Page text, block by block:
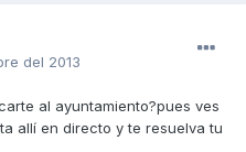
del 2013
al ayuntamiento?pues ves
allí en directo y te resuelva tu